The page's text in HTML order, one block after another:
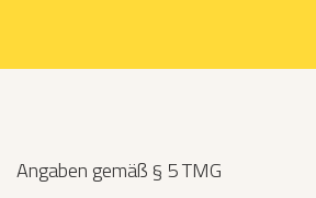
Angaben gemäß § 5 TMG